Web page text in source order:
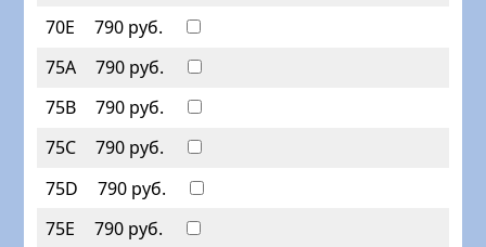
70E
790 руб.
75А
790 руб.
75B
790 руб.
75C
790 руб.
75D
790 руб.
75E
790 руб.